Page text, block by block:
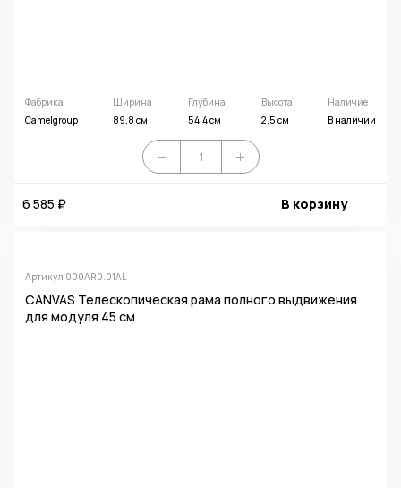
Фабрика
Camelgroup
Ширина
89,8 см
Глубина
54,4 см
Высота
2,5 см
Наличие
В наличии
6 585 ₽ В корзину
Артикул 000AR0.01AL
CANVAS Телескопическая рама полного выдвижения
для модуля 45 см